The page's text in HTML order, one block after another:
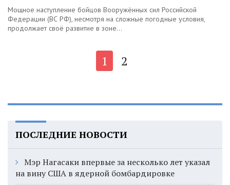
Мощное наступление бойцов Вооружённых сил Российской
Федерации (ВС РФ), несмотря на сложные погодные условия,
продолжает своё развитие в зоне...
1 2
ПОСЛЕДНИЕ НОВОСТИ
Мэр Нагасаки впервые за несколько лет указал
на вину США в ядерной бомбардировке